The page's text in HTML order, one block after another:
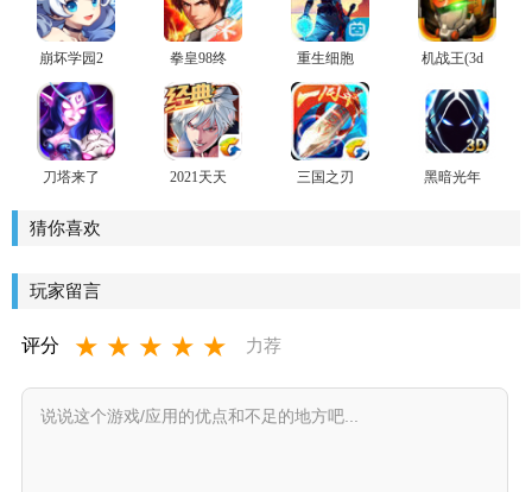
崩坏学园2
官方版
拳皇98终
极之战OL
重生细胞
游戏安卓
版
机战王(3d
手机版
刀塔来了
2021天天
三国之刃 黑暗光年
猜你喜欢
玩家留言
评分 ★ ★ ★ ★ ★ 力荐